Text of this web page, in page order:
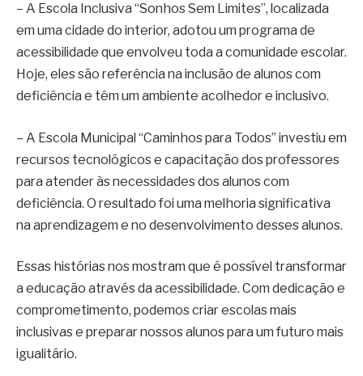
– A Escola Inclusiva “Sonhos Sem Limites”, localizada
em uma cidade do interior, adotou um programa de
acessibilidade que envolveu toda a comunidade escolar.
Hoje, eles são referência na inclusão de alunos com
deficiência e têm um ambiente acolhedor e inclusivo.
– A Escola Municipal “Caminhos para Todos” investiu em
recursos tecnológicos e capacitação dos professores
para atender às necessidades dos alunos com
deficiência. O resultado foi uma melhoria significativa
na aprendizagem e no desenvolvimento desses alunos.
Essas histórias nos mostram que é possível transformar
a educação através da acessibilidade. Com dedicação e
comprometimento, podemos criar escolas mais
inclusivas e preparar nossos alunos para um futuro mais
igualitário.